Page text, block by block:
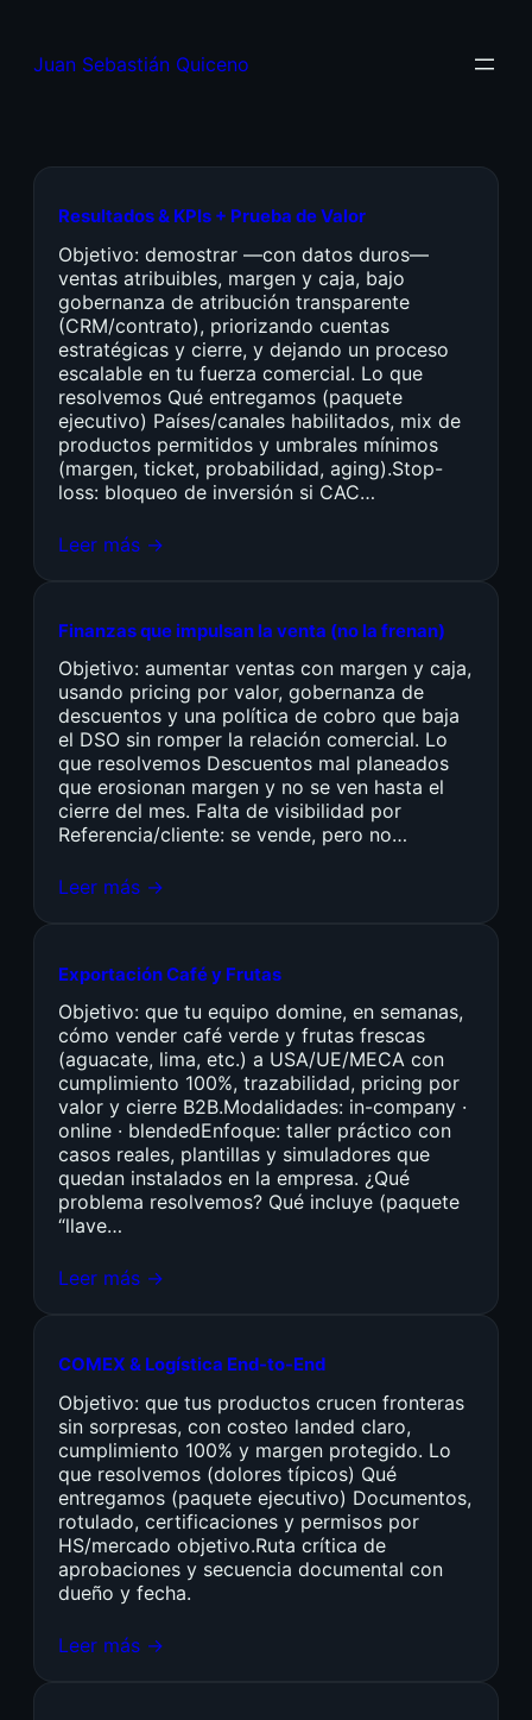
Juan Sebastián Quiceno
Resultados & KPIs + Prueba de Valor
Objetivo: demostrar —con datos duros—
ventas atribuibles, margen y caja, bajo
gobernanza de atribución transparente
(CRM/contrato), priorizando cuentas
estratégicas y cierre, y dejando un proceso
escalable en tu fuerza comercial. Lo que
resolvemos Qué entregamos (paquete
ejecutivo) Países/canales habilitados, mix de
productos permitidos y umbrales mínimos
(margen, ticket, probabilidad, aging).Stop-
loss: bloqueo de inversión si CAC…
Leer más →
Finanzas que impulsan la venta (no la frenan)
Objetivo: aumentar ventas con margen y caja,
usando pricing por valor, gobernanza de
descuentos y una política de cobro que baja
el DSO sin romper la relación comercial. Lo
que resolvemos Descuentos mal planeados
que erosionan margen y no se ven hasta el
cierre del mes. Falta de visibilidad por
Referencia/cliente: se vende, pero no…
Leer más →
Exportación Café y Frutas
Objetivo: que tu equipo domine, en semanas,
cómo vender café verde y frutas frescas
(aguacate, lima, etc.) a USA/UE/MECA con
cumplimiento 100%, trazabilidad, pricing por
valor y cierre B2B.Modalidades: in-company ·
online · blendedEnfoque: taller práctico con
casos reales, plantillas y simuladores que
quedan instalados en la empresa. ¿Qué
problema resolvemos? Qué incluye (paquete
“llave…
Leer más →
COMEX & Logística End-to-End
Objetivo: que tus productos crucen fronteras
sin sorpresas, con costeo landed claro,
cumplimiento 100% y margen protegido. Lo
que resolvemos (dolores típicos) Qué
entregamos (paquete ejecutivo) Documentos,
rotulado, certificaciones y permisos por
HS/mercado objetivo.Ruta crítica de
aprobaciones y secuencia documental con
dueño y fecha.
Leer más →